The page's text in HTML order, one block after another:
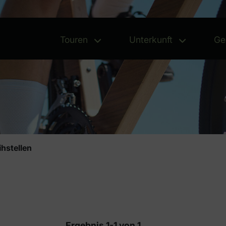
Touren Touren - Menü öffnen
Unterkunft